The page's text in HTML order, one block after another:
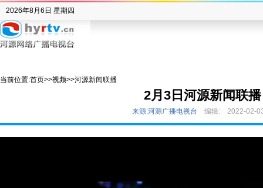
2026年8月6日 星期四
当前位置:首页>>视频>>河源新闻联播
2月3日河源新闻联播
来源:河源广播电视台 编辑: 2022-02-